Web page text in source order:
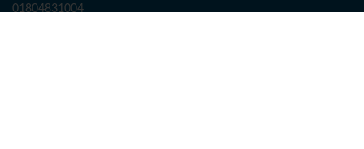
01804831004